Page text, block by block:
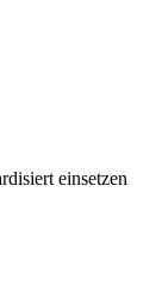
einsetzen